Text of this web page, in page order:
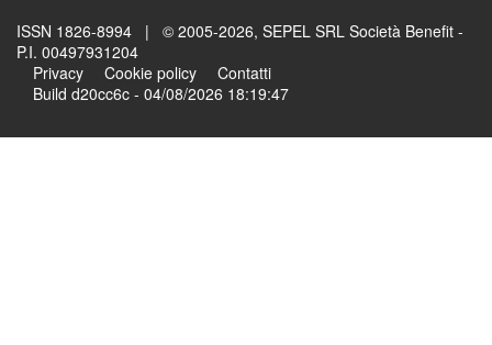
ISSN 1826-8994 | © 2005-2026, SEPEL SRL Società Benefit -
P.I. 00497931204
Privacy
Cookie policy
Contatti
Build d20cc6c - 04/08/2026 18:19:47